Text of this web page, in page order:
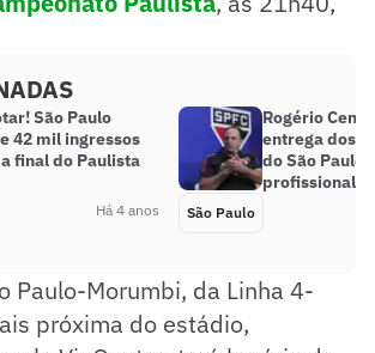
São Paulo
42 mil ingressos
final do Paulista
Há 4 anos
Rogério Ceni
entrega dos
do São Paulo:
profissional’
São Paulo
Paulo-Morumbi, da Linha 4-
próxima do estádio,